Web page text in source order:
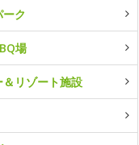
ク
場
リゾート施設